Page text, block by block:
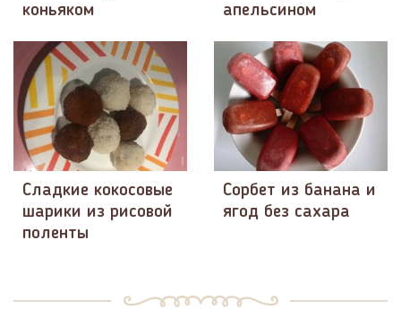
коньяком
апельсином
Сладкие кокосовые
шарики из рисовой
поленты
Сорбет из банана и
ягод без сахара